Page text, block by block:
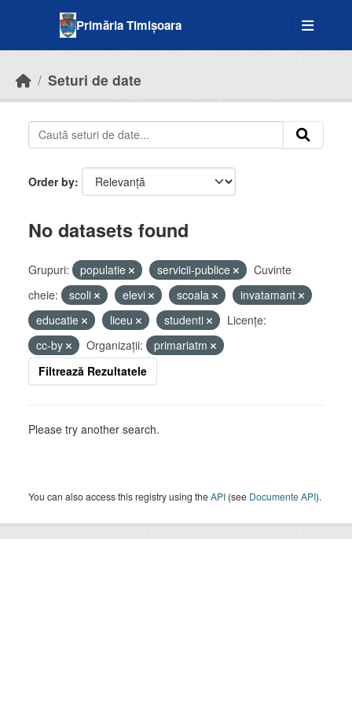
Primăria Timișoara
Seturi de date
Order by
No datasets found
Grupuri: populatie servicii-publice
Cuvinte
cheie:
scoli elevi scoala
invatamant
educatie
liceu studenti
Licenţe:
cc-by
Organizații:
primariatm
Filtrează Rezultatele
Please try another search.
You can also access this registry using theAPI (see Documente API).